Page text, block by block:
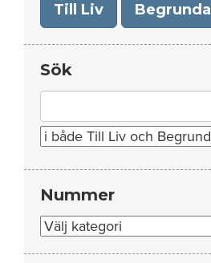
Till Liv Begrunda
Sök
for:
Nummer
Nummer